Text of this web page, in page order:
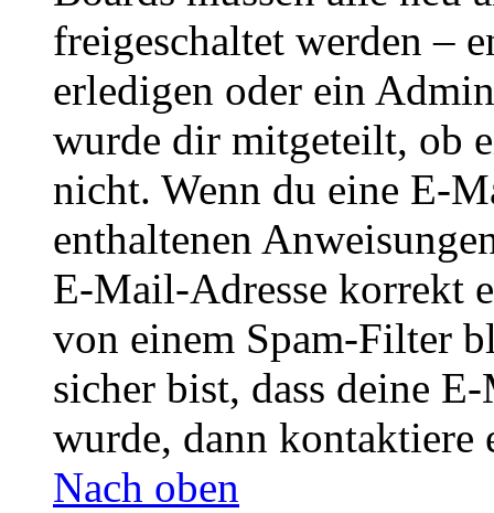
freigeschaltet werden –
erledigen oder ein
wurde dir mitgeteilt, ob
nicht. Wenn du eine E-
enthaltenen
E-Mail-Adresse korrekt
von einem Spam-Filter
sicher bist, dass deine
wurde, dann kontaktiere
Nach oben